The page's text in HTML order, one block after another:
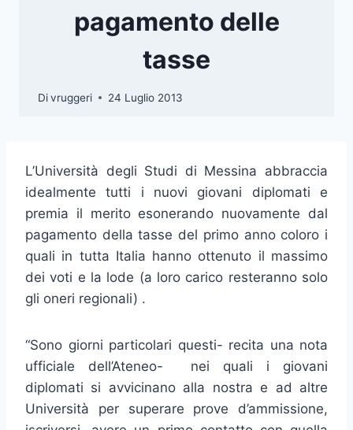
pagamento delle
tasse
Divruggeri 24 Luglio 2013
L’Università degli Studi di Messina abbraccia
idealmente tutti i nuovi giovani diplomati e
premia il merito esonerando nuovamente dal
pagamento della tasse del primo anno coloro i
quali in tutta Italia hanno ottenuto il massimo
dei voti e la lode (a loro carico resteranno solo
gli oneri regionali) .
“Sono giorni particolari questi- recita una nota
ufficiale dell’Ateneo- nei quali i giovani
diplomati si avvicinano alla nostra e ad altre
Università per superare prove d’ammissione,